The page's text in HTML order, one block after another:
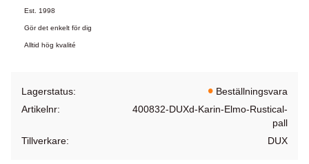
Est. 1998
Gör det enkelt för dig
Alltid hög kvalité
Lagerstatus
Beställningsvara
Artikelnr
400832-DUXd-Karin-Elmo-Rustical-
pall
Tillverkare
DUX